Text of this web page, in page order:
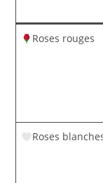
Roses rouges
Roses